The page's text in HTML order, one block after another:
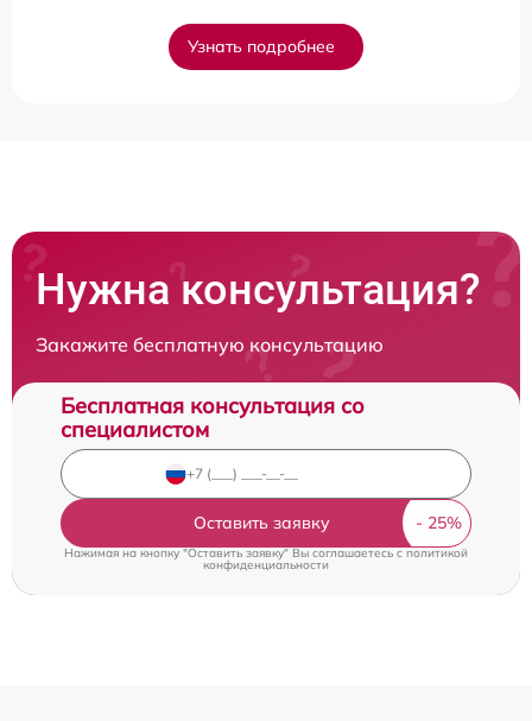
Узнать подробнее
Нужна консультация?
Закажите бесплатную консультацию
Бесплатная консультация со
специалистом
Оставить заявку
Нажимая на кнопку "Оставить заявку" Вы соглашаетесь cполитикой
конфиденциальности